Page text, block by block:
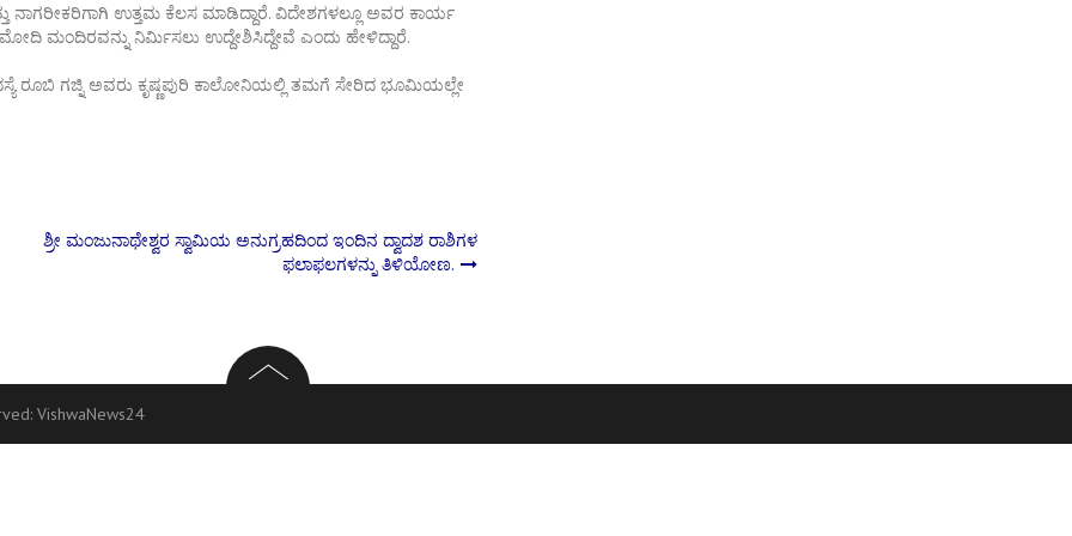
ನಾಗರೀಕರಿಗಾಗಿ ಉತ್ತಮ ಕೆಲಸ ಮಾಡಿದ್ದಾರೆ. ವಿದೇಶಗಳಲ್ಲೂ ಅವರ ಕಾರ್ಯ
ಮೋದಿ ಮಂದಿರವನ್ನು ನಿರ್ಮಿಸಲು ಉದ್ದೇಶಿಸಿದ್ದೇವೆ ಎಂದು ಹೇಳಿದ್ದಾರೆ.
ರೂಬಿ ಗಜ್ನಿ ಅವರು ಕೃಷ್ಣಪುರಿ ಕಾಲೋನಿಯಲ್ಲಿ ತಮಗೆ ಸೇರಿದ ಭೂಮಿಯಲ್ಲೇ
ಶ್ರೀ ಮಂಜುನಾಥೇಶ್ವರ ಸ್ವಾಮಿಯ ಅನುಗ್ರಹದಿಂದ ಇಂದಿನ ದ್ವಾದಶ ರಾಶಿಗಳ
ಫಲಾಫಲಗಳನ್ನು ತಿಳಿಯೋಣ.
VishwaNews24